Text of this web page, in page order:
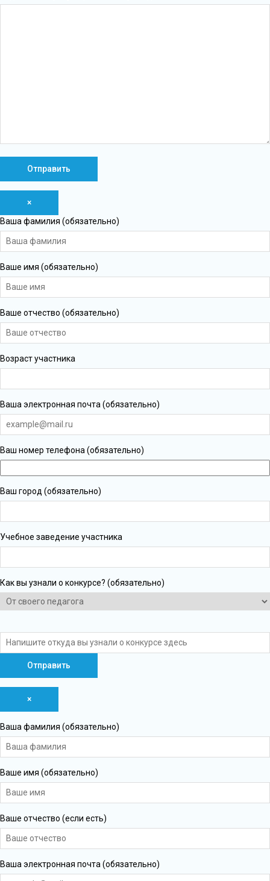
×
Ваша фамилия (обязательно)
Ваше имя (обязательно)
Ваше отчество (обязательно)
Возраст участника
Ваша электронная почта (обязательно)
Ваш номер телефона (обязательно)
Ваш город (обязательно)
Учебное заведение участника
Как вы узнали о конкурсе? (обязательно)
×
Ваша фамилия (обязательно)
Ваше имя (обязательно)
Ваше отчество (если есть)
Ваша электронная почта (обязательно)